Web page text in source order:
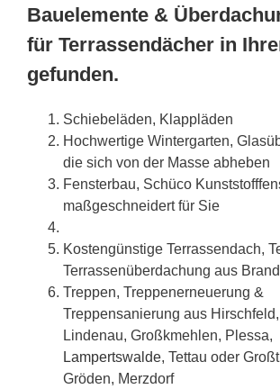
Bauelemente &
für Terrassendächer in
gefunden.
Schiebeläden, Klappläden
Hochwertige Wintergarten,
die sich von der Masse abheben
Fensterbau, Schüco
maßgeschneidert für Sie
Kostengünstige Terrassendach,
Terrassenüberdachung aus
Treppen, Treppenerneuerung &
Treppensanierung aus
Lindenau, Großkmehlen, Plessa,
Lampertswalde, Tettau oder
Gröden, Merzdorf